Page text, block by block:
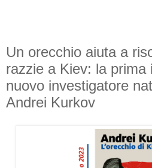
Un orecchio aiuta a
razzie a Kiev: la prima
nuovo investigatore
Andrei Kurkov